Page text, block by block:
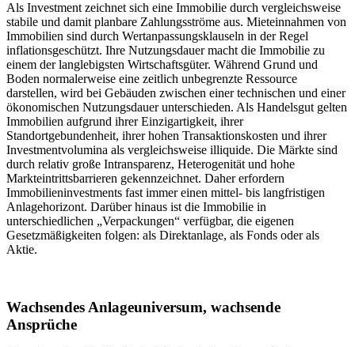
Als Investment zeichnet sich eine Immobilie durch vergleichsweise
stabile und damit planbare Zahlungsströme aus. Mieteinnahmen von
Immobilien sind durch Wertanpassungsklauseln in der Regel
inflationsgeschützt. Ihre Nutzungsdauer macht die Immobilie zu
einem der langlebigsten Wirtschaftsgüter. Während Grund und
Boden normalerweise eine zeitlich unbegrenzte Ressource
darstellen, wird bei Gebäuden zwischen einer technischen und einer
ökonomischen Nutzungsdauer unterschieden. Als Handelsgut gelten
Immobilien aufgrund ihrer Einzigartigkeit, ihrer
Standortgebundenheit, ihrer hohen Transaktionskosten und ihrer
Investmentvolumina als vergleichsweise illiquide. Die Märkte sind
durch relativ große Intransparenz, Heterogenität und hohe
Markteintrittsbarrieren gekennzeichnet. Daher erfordern
Immobilieninvestments fast immer einen mittel- bis langfristigen
Anlagehorizont. Darüber hinaus ist die Immobilie in
unterschiedlichen „Verpackungen“ verfügbar, die eigenen
Gesetzmäßigkeiten folgen: als Direktanlage, als Fonds oder als
Aktie.
Wachsendes Anlageuniversum, wachsende
Ansprüche